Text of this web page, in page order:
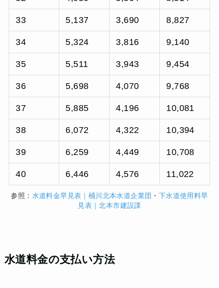
33 5,137 3,690 8,827
34 5,324 3,816 9,140
35 5,511 3,943 9,454
36 5,698 4,070 9,768
37 5,885 4,196 10,081
38 6,072 4,322 10,394
39 6,259 4,449 10,708
40 6,446 4,576 11,022
参照： 水道料金早見表｜桶川北本水道企業団 ・ 下水道使用料早
見表｜北本市建設課
水道料金の支払い方法